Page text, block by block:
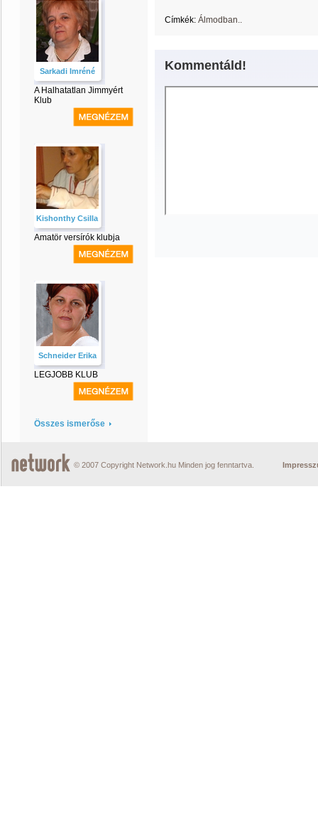
Sarkadi Imréné
A Halhatatlan Jimmyért
Klub
Kishonthy Csilla
Amatör versírók klubja
Schneider Erika
LEGJOBB KLUB
Összes ismerőse
Címkék: Álmodban..
Kommentáld!
© 2007 Copyright Network.hu Minden jog fenntartva.